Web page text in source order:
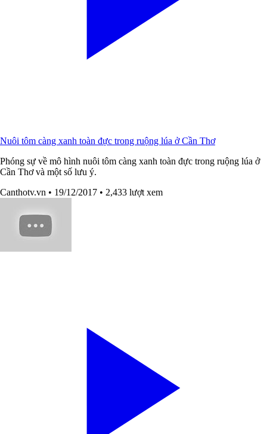
Nuôi tôm càng xanh toàn đực trong ruộng lúa ở Cần Thơ
Phóng sự về mô hình nuôi tôm càng xanh toàn đực trong ruộng lúa ở
Cần Thơ và một số lưu ý.
Canthotv.vn • 19/12/2017 • 2,433 lượt xem